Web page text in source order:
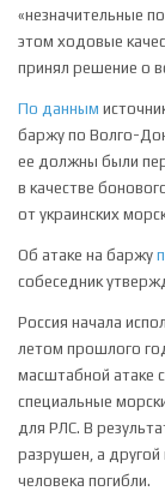
«незначительные
этом ходовые
принял решение о
По данным
баржу по Волго-
ее должны были
в качестве
от украинских
Об атаке на баржу
собеседник
Россия начала
летом прошлого
масштабной атаке
специальные
для РЛС. В
разрушен, а
человека погибли.